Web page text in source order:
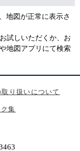
地図が正常に表示さ
試しいただくか、お
地図アプリにて検索
り扱いについて
ク集